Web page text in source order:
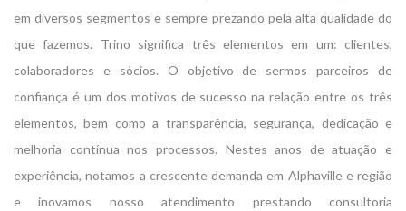
em diversos segmentos e sempre prezando pela alta qualidade do
que fazemos. Trino significa três elementos em um: clientes,
colaboradores e sócios. O objetivo de sermos parceiros de
confiança é um dos motivos de sucesso na relação entre os três
elementos, bem como a transparência, segurança, dedicação e
melhoria contínua nos processos. Nestes anos de atuação e
experiência, notamos a crescente demanda em Alphaville e região
e inovamos nosso atendimento prestando consultoria